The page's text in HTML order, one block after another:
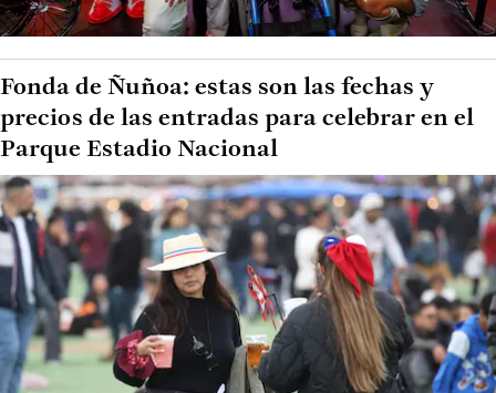
Fonda de Ñuñoa: estas son las fechas y
precios de las entradas para celebrar en el
Parque Estadio Nacional